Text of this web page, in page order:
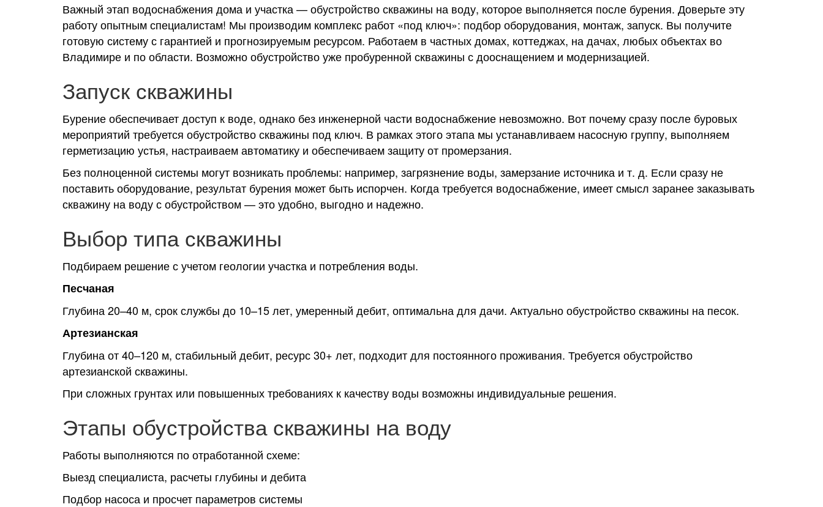
Важный этап водоснабжения дома и участка — обустройство скважины на воду, которое выполняется после бурения. Доверьте эту
работу опытным специалистам! Мы производим комплекс работ «под ключ»: подбор оборудования, монтаж, запуск. Вы получите
готовую систему с гарантией и прогнозируемым ресурсом. Работаем в частных домах, коттеджах, на дачах, любых объектах во
Владимире и по области. Возможно обустройство уже пробуренной скважины с дооснащением и модернизацией.
Запуск скважины
Бурение обеспечивает доступ к воде, однако без инженерной части водоснабжение невозможно. Вот почему сразу после буровых
мероприятий требуется обустройство скважины под ключ. В рамках этого этапа мы устанавливаем насосную группу, выполняем
герметизацию устья, настраиваем автоматику и обеспечиваем защиту от промерзания.
Без полноценной системы могут возникать проблемы: например, загрязнение воды, замерзание источника и т. д. Если сразу не
поставить оборудование, результат бурения может быть испорчен. Когда требуется водоснабжение, имеет смысл заранее заказывать
скважину на воду с обустройством — это удобно, выгодно и надежно.
Выбор типа скважины
Подбираем решение с учетом геологии участка и потребления воды.
Песчаная
Глубина 20–40 м, срок службы до 10–15 лет, умеренный дебит, оптимальна для дачи. Актуально обустройство скважины на песок.
Артезианская
Глубина от 40–120 м, стабильный дебит, ресурс 30+ лет, подходит для постоянного проживания. Требуется обустройство
артезианской скважины.
При сложных грунтах или повышенных требованиях к качеству воды возможны индивидуальные решения.
Этапы обустройства скважины на воду
Работы выполняются по отработанной схеме:
Выезд специалиста, расчеты глубины и дебита
Подбор насоса и просчет параметров системы